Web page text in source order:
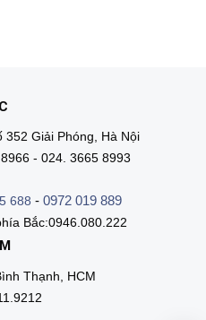
352 Giải Phóng, Hà Nội
- 024. 3665 8993
688 - 0972 019 889
Bắc:0946.080.222
Thạnh, HCM